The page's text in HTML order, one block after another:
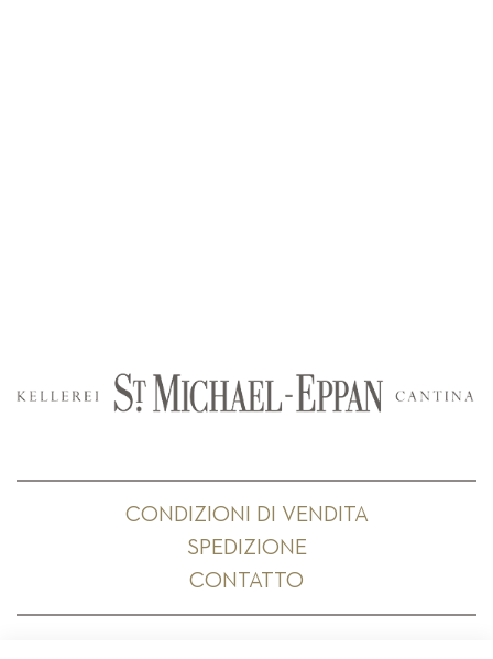
CONDIZIONI DI VENDITA
SPEDIZIONE
CONTATTO